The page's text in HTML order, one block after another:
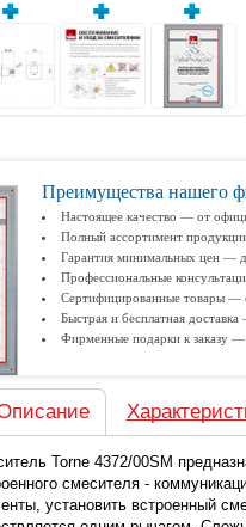
Преимущества нашего
Настоящее качество — от
Полный ассортимент
Гарантия минимальных цен —
Профессиональные
Сертифицированные товары —
Быстрая и бесплатная
Фирменные подарки к заказу —
Torne 4372/00SM
смесителя -
установить встроенный